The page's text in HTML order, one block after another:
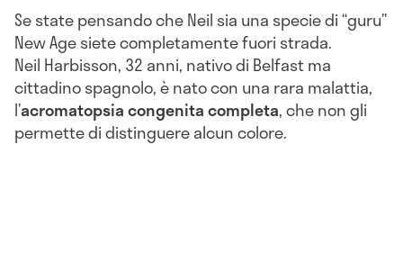
Se state pensando che Neil sia una specie di “guru”
New Age siete completamente fuori strada.
Neil Harbisson, 32 anni, nativo di Belfast ma
cittadino spagnolo, è nato con una rara malattia,
l’acromatopsiacongenitacompleta, che non gli
permette di distinguere alcun colore.